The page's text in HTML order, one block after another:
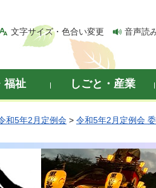
文字サイズ・色合い変更 音声読
福祉 しごと・産業
和5年2月定例会 > 令和5年2月定例会